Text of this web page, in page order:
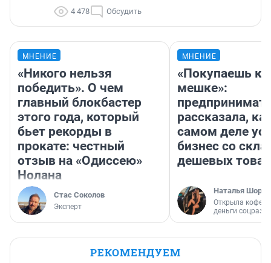
4 478 Обсудить
МНЕНИЕ
«Никого нельзя
победить». О чем
главный блокбастер
этого года, который
бьет рекорды в
прокате: честный
отзыв на «Одиссею»
Нолана
Стас Соколов
Эксперт
МНЕНИЕ
«Покупаешь
мешке»:
рассказала,
самом деле
бизнес со
дешевых
Наталья
Открыла
деньги
РЕКОМЕНДУЕМ